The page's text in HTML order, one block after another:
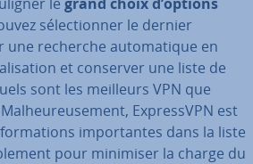
sé­lec­tion­ner le dernier
une recherche au­to­ma­tique en
et conserver une liste de
sont les meilleurs VPN que
Ex­pressVPN est
im­por­tantes dans la liste
pour minimiser la charge du